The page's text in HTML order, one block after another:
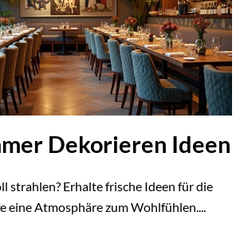
Dekorieren Ideen
strahlen? Erhalte frische Ideen für die
eine Atmosphäre zum Wohlfühlen....